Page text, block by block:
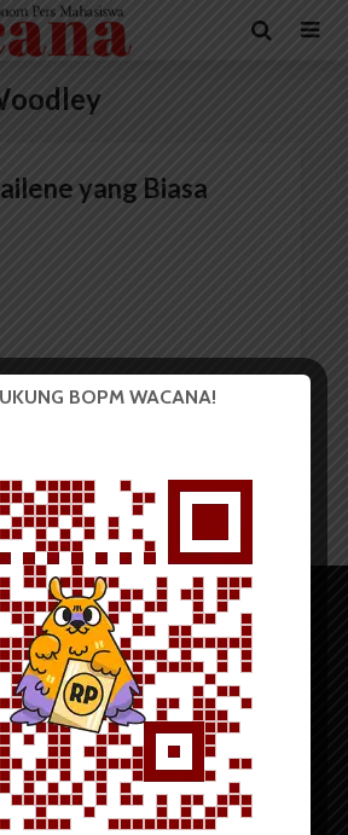
yang Biasa
All rights reserved BOPM WACANA.
BOPM WACANA!